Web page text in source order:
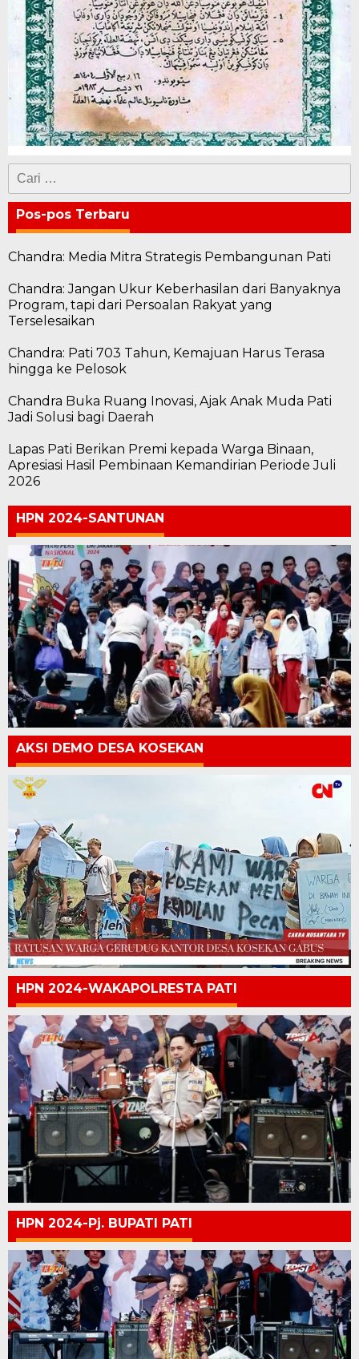
Cari
untuk:
Pos-pos Terbaru
Chandra: Media Mitra Strategis Pembangunan Pati
Chandra: Jangan Ukur Keberhasilan dari Banyaknya
Program, tapi dari Persoalan Rakyat yang
Terselesaikan
Chandra: Pati 703 Tahun, Kemajuan Harus Terasa
hingga ke Pelosok
Chandra Buka Ruang Inovasi, Ajak Anak Muda Pati
Jadi Solusi bagi Daerah
Lapas Pati Berikan Premi kepada Warga Binaan,
Apresiasi Hasil Pembinaan Kemandirian Periode Juli
2026
HPN 2024-SANTUNAN
AKSI DEMO DESA KOSEKAN
HPN 2024-WAKAPOLRESTA PATI
HPN 2024-Pj. BUPATI PATI